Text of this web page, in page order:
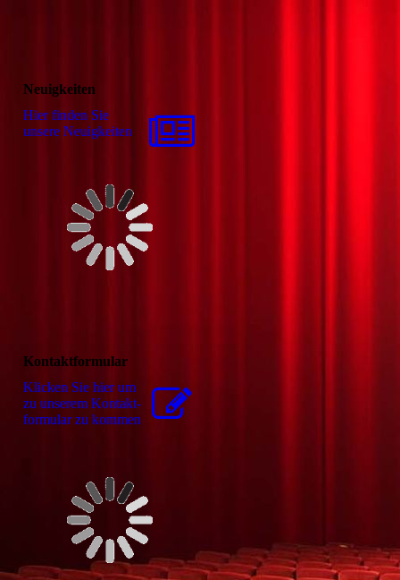
Neuigkeiten
Hier finden Sie
unsere Neuigkeiten
Kontaktformular
Klicken Sie hier um
zu unserem Kon­takt­
for­mu­lar zu kommen